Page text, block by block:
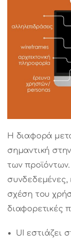
Η διαφορά
σημαντική
των προϊόντων.
συνδεδεμένες,
σχέση του
διαφορετικές
UI εστιάζει